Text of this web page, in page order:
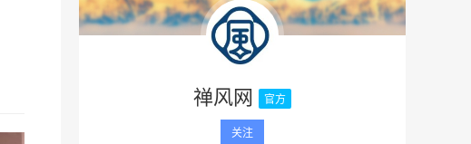
禅风网 官方
关注